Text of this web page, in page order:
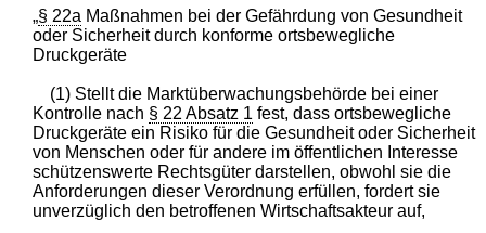
„§ 22a Maßnahmen bei der Gefährdung von Gesundheit
oder Sicherheit durch konforme ortsbewegliche
Druckgeräte
(1) Stellt die Marktüberwachungsbehörde bei einer
Kontrolle nach § 22 Absatz 1 fest, dass ortsbewegliche
Druckgeräte ein Risiko für die Gesundheit oder Sicherheit
von Menschen oder für andere im öffentlichen Interesse
schützenswerte Rechtsgüter darstellen, obwohl sie die
Anforderungen dieser Verordnung erfüllen, fordert sie
unverzüglich den betroffenen Wirtschaftsakteur auf,